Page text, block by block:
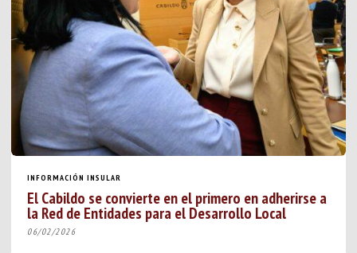
INFORMACIÓN INSULAR
El Cabildo se convierte en el primero en adherirse a
la Red de Entidades para el Desarrollo Local
06/02/2026